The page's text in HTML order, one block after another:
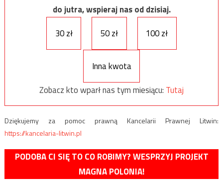
do jutra, wspieraj nas od dzisiaj.
30 zł
50 zł 100 zł
Inna kwota
Zobacz kto wparł nas tym miesiącu: Tutaj
Dziękujemy za pomoc prawną Kancelarii Prawnej Litwin:
https://kancelaria-litwin.pl
PODOBA CI SIĘ TO CO ROBIMY? WESPRZYJ PROJEKT
MAGNA POLONIA!